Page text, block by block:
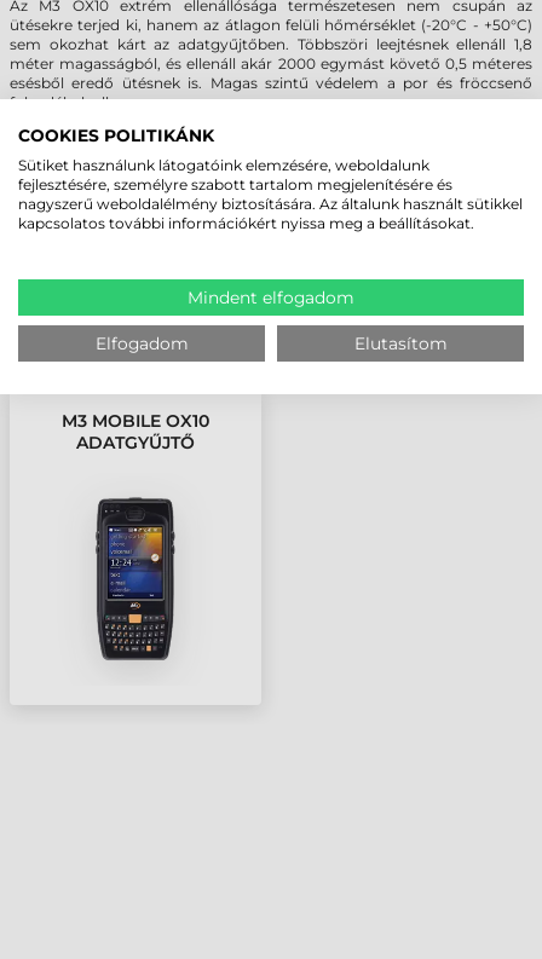
Az M3 OX10extrém ellenállósága természetesen nem csupán az
ütésekre terjed ki, hanem az átlagon felüli hőmérséklet (-20°C - +50°C)
sem okozhat kárt az adatgyűjtőben. Többszöri leejtésnek ellenáll 1,8
méter magasságból, és ellenáll akár 2000 egymást követő 0,5 méteres
esésből eredő ütésnek is. Magas szintű védelem a por és fröccsenő
folyadékok ellen.
MEGBÍZHAT BENNÜNK! ISMERJE MEG
VÁSÁRLÓINK VÉLEMÉNYÉT
KÖVESSE BE YOUTUBE CSATORNÁNKAT!
LEGUTÓBB MEGTEKINTETT TERMÉKEK
M3 MOBILE OX10
ADATGYŰJTŐ
COOKIES POLITIKÁNK
Sütiket használunk látogatóink elemzésére, weboldalunk
fejlesztésére, személyre szabott tartalom megjelenítésére és
nagyszerű weboldalélmény biztosítására. Az általunk használt sütikkel
kapcsolatos további információkért nyissa meg a beállításokat.
Mindent elfogadom
Elfogadom Elutasítom